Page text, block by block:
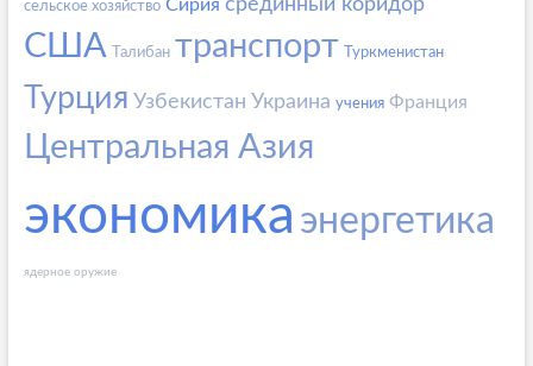
сельское хозяйство Сирия срединный коридор
США Талибан транспорт Туркменистан
Турция Узбекистан Украина учения Франция
Центральная Азия
экономика энергетика
ядерное оружие